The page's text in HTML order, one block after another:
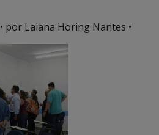
• por Laiana Horing Nantes •